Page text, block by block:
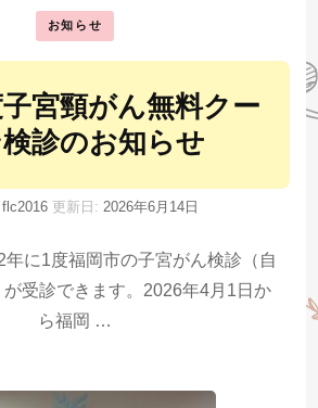
お知らせ
子宮頸がん無料クー
診のお知らせ
flc2016 更新日: 2026年6月14日
年に1度福岡市の子宮がん検診（自
受診できます。2026年4月1日か
ら福岡 …